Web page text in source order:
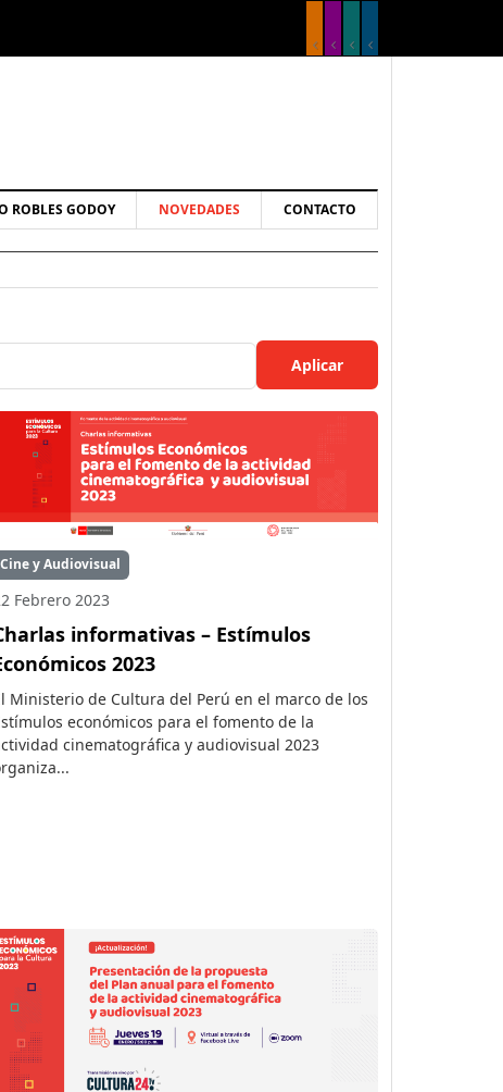
ROBLES GODOY NOVEDADES CONTACTO
Cine y Audiovisual
Febrero 2023
informativas – Estímulos
2023
Ministerio de Cultura del Perú en el marco de los
económicos para el fomento de la
cinematográfica y audiovisual 2023